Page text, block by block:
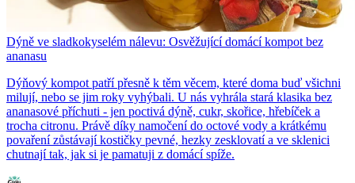
Dýně ve sladkokyselém nálevu: Osvěžující domácí kompot bez
ananasu
Dýňový kompot patří přesně k těm věcem, které doma buď všichni
milují, nebo se jim roky vyhýbali. U nás vyhrála stará klasika bez
ananasové příchuti - jen poctivá dýně, cukr, skořice, hřebíček a
trocha citronu. Právě díky namočení do octové vody a krátkému
povaření zůstávají kostičky pevné, hezky zesklovatí a ve sklenici
chutnají tak, jak si je pamatuji z domácí spíže.